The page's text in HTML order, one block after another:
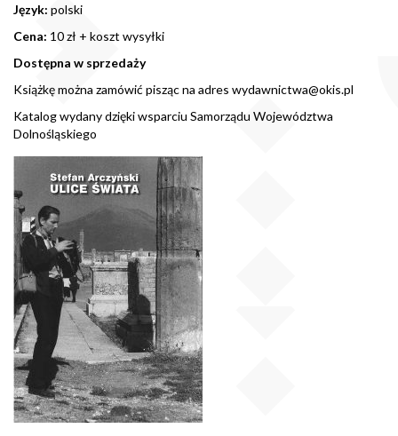
Język: polski
Cena: 10 zł + koszt wysyłki
Dostępna w sprzedaży
Książkę można zamówić pisząc na adres wydawnictwa@okis.pl
Katalog wydany dzięki wsparciu Samorządu Województwa
Dolnośląskiego